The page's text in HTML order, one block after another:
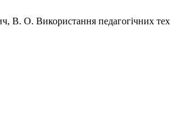
В. О. Використання педагогічних